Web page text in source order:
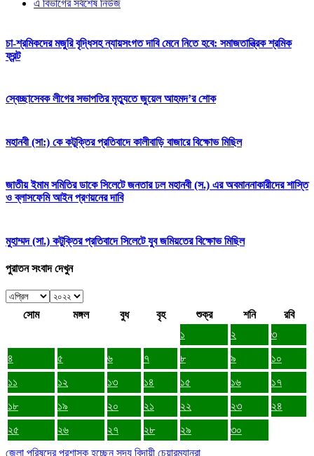
এ বিভাগের সর্বশেষ নিউজ
চা-শ্রমিকদের মজুরি বৃদ্ধিসহ ন্যায়সংগত দাবি মেনে নিতে হবে: সমাজতান্ত্রিক শ্রমিক
ফ্রন্ট
স্বেচ্ছাসেবক লীগের সভাপতির মৃত্যুতে জুয়েল আহমদ’র শোক
মহানবী (সা:) কে কটূক্তির প্রতিবাদে কালীবাড়ি বাজারে বিক্ষোভ মিছিল
জাতীয় ইমাম সমিতির ডাকে সিলেটে জনতার ঢল মহানবী (স.) এর অবমাননাকারীদের শাস্তি
ও ব্লাসফেমি আইন প্রণয়নের দাবি
মুহাম্মদ (সা.) কটুক্তির প্রতিবাদে সিলেটে যুব জমিয়তের বিক্ষোভ মিছিল
পুরাতন সংবাদ দেখুন
সোম মঙ্গল বুধ বৃহ শুক্র শনি
রবি
১
২
৩
৪
৫ ৬ ৭ ৮ ৯
১০
১১
১২ ১৩ ১৪ ১৫ ১৬
১৭
১৮
১৯ ২০ ২১ ২২ ২৩
২৪
২৫
২৬ ২৭ ২৮ ২৯
৩০
জেলা পরিষদের প্রশাসক হচ্ছেন সদ্য বিদায়ী চেয়ারম্যানরা